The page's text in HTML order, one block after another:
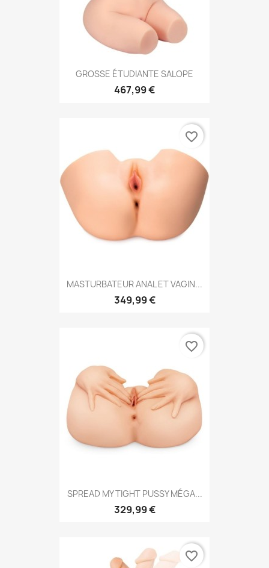
GROSSE ÉTUDIANTE SALOPE
467,99 €
MASTURBATEUR ANAL ET VAGIN...
349,99 €
favorite_border
SPREAD MY TIGHT PUSSY MÉGA...
329,99 €
favorite_border
favorite_border